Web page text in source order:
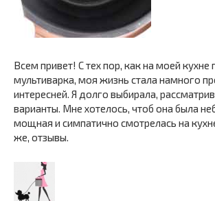
Всем привет! С тех пор, как на моей кухне
мультиварка, моя жизнь стала намного
интересней. Я долго выбирала,
варианты. Мне хотелось, чтоб она была
мощная и симпатично смотрелась на
же, отзывы.